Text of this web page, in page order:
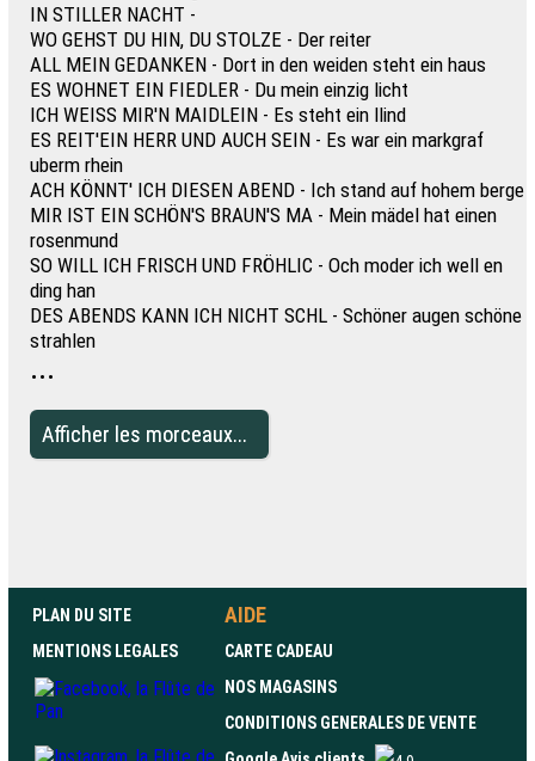
IN STILLER NACHT -
WO GEHST DU HIN, DU STOLZE - Der reiter
ALL MEIN GEDANKEN - Dort in den weiden steht ein haus
ES WOHNET EIN FIEDLER - Du mein einzig licht
ICH WEISS MIR'N MAIDLEIN - Es steht ein llind
ES REIT'EIN HERR UND AUCH SEIN - Es war ein markgraf
uberm rhein
ACH KÖNNT' ICH DIESEN ABEND - Ich stand auf hohem berge
MIR IST EIN SCHÖN'S BRAUN'S MA - Mein mädel hat einen
rosenmund
SO WILL ICH FRISCH UND FRÖHLIC - Och moder ich well en
ding han
DES ABENDS KANN ICH NICHT SCHL - Schöner augen schöne
strahlen
...
Afficher les morceaux...
PLAN DU SITE
MENTIONS LEGALES
AIDE
CARTE CADEAU
NOS MAGASINS
CONDITIONS GENERALES DE VENTE